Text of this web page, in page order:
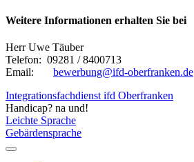
Weitere Informationen erhalten Sie bei
Herr Uwe Täuber
Telefon: 09281 / 8400713
Email: bewerbung@ifd-oberfranken.de
Integrationsfachdienst ifd Oberfranken
Handicap? na und!
Leichte Sprache
Gebärdensprache